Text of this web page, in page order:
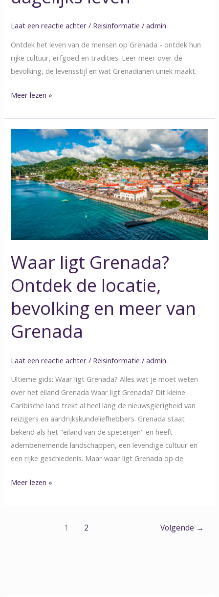
Laat een reactie achter / Reisinformatie /admin
Ontdek het leven van de mensen op Grenada - ontdek hun
rijke cultuur, erfgoed en tradities. Leer meer over de
bevolking, de levensstijl en wat Grenadianen uniek maakt.
Meer lezen »
Waar ligt Grenada?
Ontdek de locatie,
bevolking en meer van
Grenada
Laat een reactie achter / Reisinformatie /admin
Ultieme gids: Waar ligt Grenada? Alles wat je moet weten
over het eiland Grenada Waar ligt Grenada? Dit kleine
Caribische land trekt al heel lang de nieuwsgierigheid van
reizigers en aardrijkskundeliefhebbers. Grenada staat
bekend als het "eiland van de specerijen" en heeft
adembenemende landschappen, een levendige cultuur en
een rijke geschiedenis. Maar waar ligt Grenada op de
ligt
Grenada?
Ontdek
de
locatie,
bevolking
en
meer
van
Grenada
Meer lezen »
1 2 Volgende →